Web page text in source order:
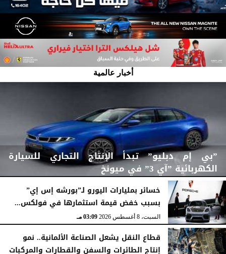
أخبار عالمية
”بي إم دبليو” تبدأ الإنتاج التجاري للسيارة
الكهربائية ”آي 3” في ميونخ
السبت، 8 أغسطس 2026 03:43 مـ
خسائر بمليارات اليورو لـ”بورشه إس إي”
بسبب خفض قيمة استثمارها في فولكس...
السبت، 8 أغسطس 2026 03:09 مـ
قطاع النقل يشعل الصناعة الألمانية.. نمو
إنتاج الطائرات والسفن والقطارات والمركبات